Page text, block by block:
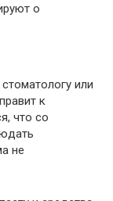
о
или
к
что со
не